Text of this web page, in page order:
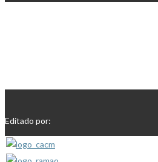
Editado por: